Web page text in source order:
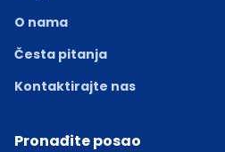
O nama
Česta pitanja
Kontaktirajte nas
Pronađite posao